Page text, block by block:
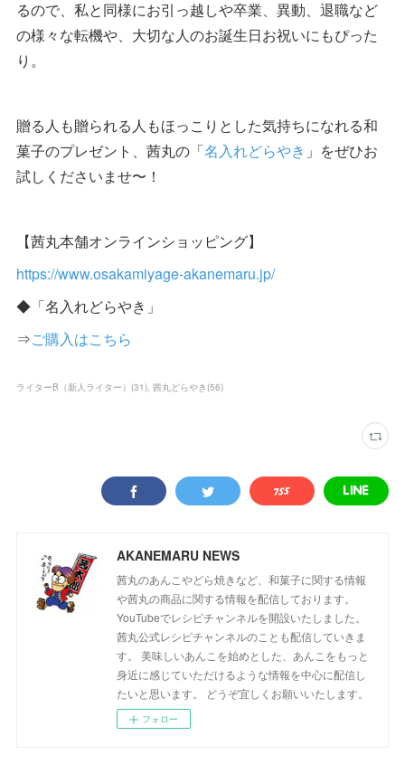
るので、私と同様にお引っ越しや卒業、異動、退職など
の様々な転機や、大切な人のお誕生日お祝いにもぴった
り。
贈る人も贈られる人もほっこりとした気持ちになれる和
菓子のプレゼント、茜丸の「名入れどらやき 」をぜひお
試しくださいませ〜！
【茜丸本舗オンラインショッピング】
https://www.osakamiyage-akanemaru.jp/
◆「名入れどらやき」
⇒ご購入はこちら
ライターB（新人ライター） (31) 茜丸どらやき (56)
AKANEMARU NEWS
茜丸のあんこやどら焼きなど、和菓子に関する情報
や茜丸の商品に関する情報を配信しております。
YouTubeでレシピチャンネルを開設いたしました。
茜丸公式レシピチャンネルのことも配信していきま
す。 美味しいあんこを始めとした、あんこをもっと
身近に感じていただけるような情報を中心に配信し
たいと思います。 どうぞ宜しくお願いいたします。
フォロー